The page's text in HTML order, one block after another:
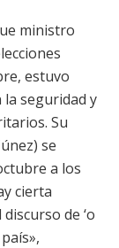
ministro
estuvo
la seguridad y
Su
se
a los
cierta
de ‘o